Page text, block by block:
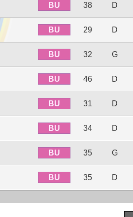
BU 38 D
BU 29 D
BU 32 G
BU 46 D
BU 31 D
BU 34 D
BU 35 G
BU 35 D